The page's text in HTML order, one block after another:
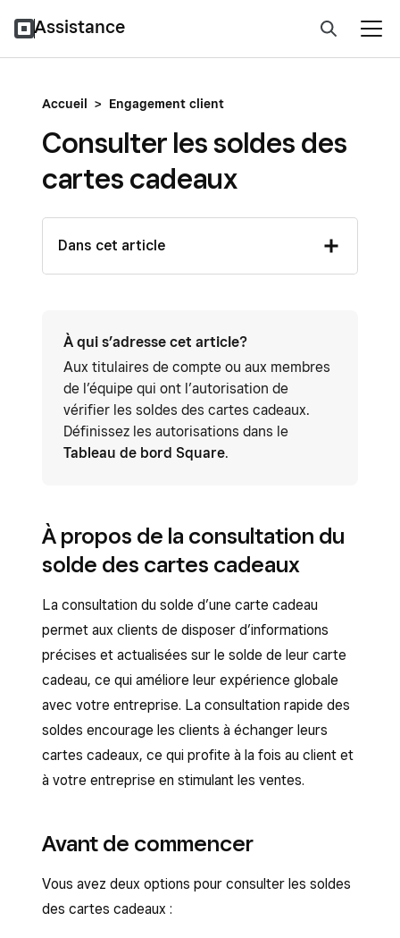
Assistance
Accueil > Engagement client
Consulter les soldes des
cartes cadeaux
Dans cet article
À qui s’adresse cet article?
Aux titulaires de compte ou aux membres
de l’équipe qui ont l’autorisation de
vérifier les soldes des cartes cadeaux.
Définissez les autorisations dans le
Tableau de bord Square.
À propos de la consultation du
solde des cartes cadeaux
La consultation du solde d’une carte cadeau
permet aux clients de disposer d’informations
précises et actualisées sur le solde de leur carte
cadeau, ce qui améliore leur expérience globale
avec votre entreprise. La consultation rapide des
soldes encourage les clients à échanger leurs
cartes cadeaux, ce qui profite à la fois au client et
à votre entreprise en stimulant les ventes.
Avant de commencer
Vous avez deux options pour consulter les soldes
des cartes cadeaux :